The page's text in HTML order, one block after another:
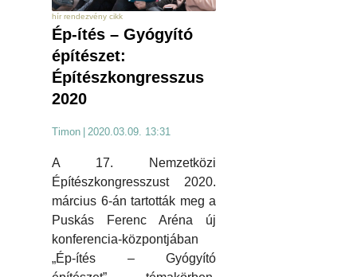
hír rendezvény cikk
Ép-ítés – Gyógyító
építészet:
Építészkongresszus
2020
Timon | 2020.03.09. 13:31
A 17. Nemzetközi
Építészkongresszust 2020.
március 6-án tartották meg a
Puskás Ferenc Aréna új
konferencia-központjában
„Ép-ítés – Gyógyító